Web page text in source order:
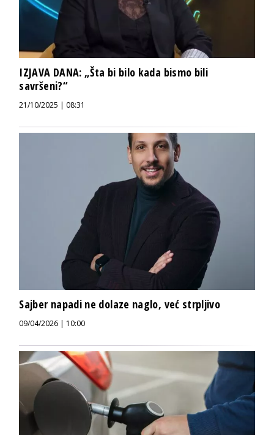
IZJAVA DANA: „Šta bi bilo kada bismo bili
savršeni?“
21/10/2025 | 08:31
Sajber napadi ne dolaze naglo, već strpljivo
09/04/2026 | 10:00